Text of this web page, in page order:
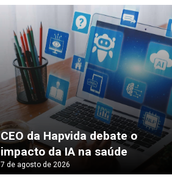
CEO da Hapvida debate o
impacto da IA na saúde
7 de agosto de 2026